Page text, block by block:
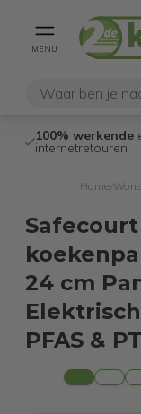
MENU
100% werkende
internetretouren
Home/
24 cm
PFAS &